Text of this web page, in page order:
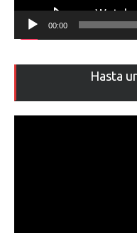
00:00
Hasta